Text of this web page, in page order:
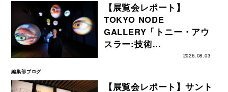
【展覧会レポート】
TOKYO NODE
GALLERY「トニー・アウ
スラー:技術...
2026.08.03
編集部ブログ
【展覧会レポート】サント